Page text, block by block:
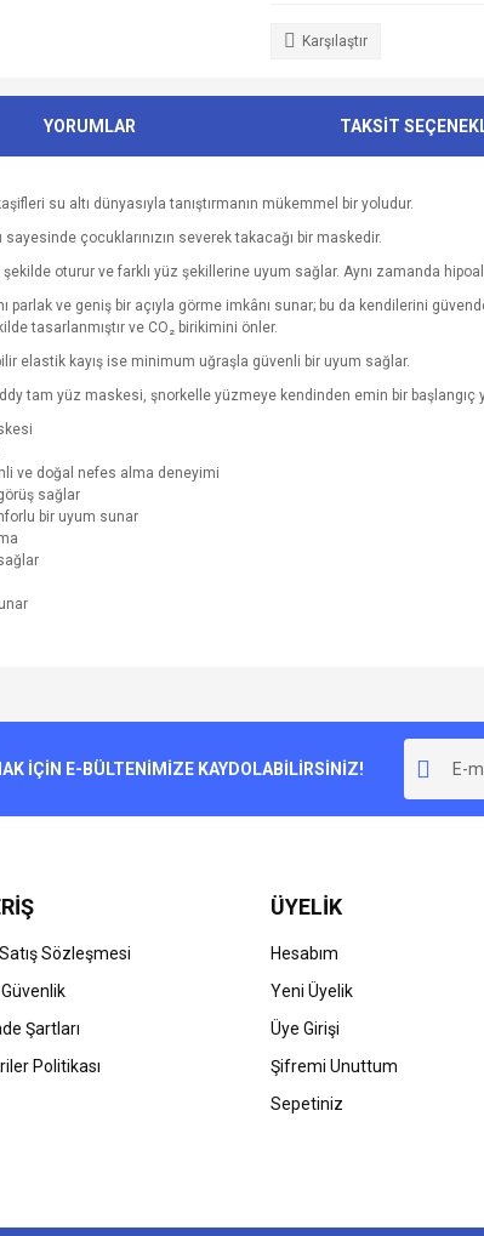
Karşılaştır
YORUMLAR TAKSİT
su altı dünyasıyla tanıştırmanın mükemmel bir yoludur.
çocuklarınızın severek takacağı bir maskedir.
şekilde oturur ve farklı yüz şekillerine uyum sağlar. Aynı zamanda
parlak ve geniş bir açıyla görme imkânı sunar; bu da kendilerini
tasarlanmıştır ve CO₂ birikimini önler.
elastik kayış ise minimum uğraşla güvenli bir uyum sağlar.
tam yüz maskesi, şnorkelle yüzmeye kendinden emin bir başlangıç
ve doğal nefes alma deneyimi
sağlar
bir uyum sunar
Gönder
İÇİN E-BÜLTENİMİZE KAYDOLABİLİRSİNİZ!
Sözleşmesi
Şartları
Politikası
ÜYELİK
Hesabım
Yeni Üyelik
Üye Girişi
Şifremi Unuttum
Sepetiniz